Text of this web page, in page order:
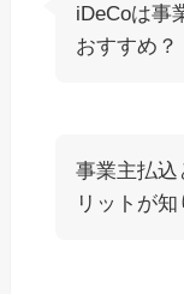
iDeCoは事
おすすめ？
事業主払込
リットが知